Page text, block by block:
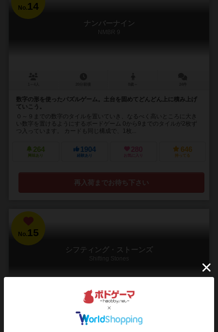
No.14
ナンバーナイン
NMBR 9
数字の形を使ったパズルゲーム。土台を固めてどんどん上に積み上げ
ていこう。
０～９までの数字のタイルを置いていき、なるべく高いところに大き
い数字を置けるようにするボードゲーム 0から9までのタイルが2枚ず
つ入っています。 カードも同じ構成で、1枚...
264
興味あり
1904
経験あり
280
お気に入り
646
持ってる
再入荷までお待ち下さい
No.15
シフティング・ストーンズ
Shifting Stones
20分前後
275